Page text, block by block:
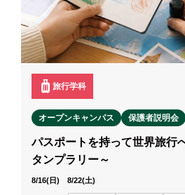
旅行学科
オープンキャンパス 保護者説明会
パスポートを持って世界旅行
タンプラリー～
8/16(日) 8/22(土)